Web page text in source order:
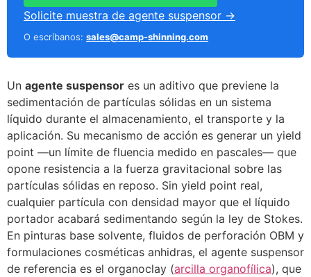
Solicite muestra de agente suspensor →
O escríbanos: sales@camp-shinning.com
Un agente suspensor es un aditivo que previene la
sedimentación de partículas sólidas en un sistema
líquido durante el almacenamiento, el transporte y la
aplicación. Su mecanismo de acción es generar un yield
point —un límite de fluencia medido en pascales— que
opone resistencia a la fuerza gravitacional sobre las
partículas sólidas en reposo. Sin yield point real,
cualquier partícula con densidad mayor que el líquido
portador acabará sedimentando según la ley de Stokes.
En pinturas base solvente, fluidos de perforación OBM y
formulaciones cosméticas anhidras, el agente suspensor
de referencia es el organoclay (arcilla organofílica), que